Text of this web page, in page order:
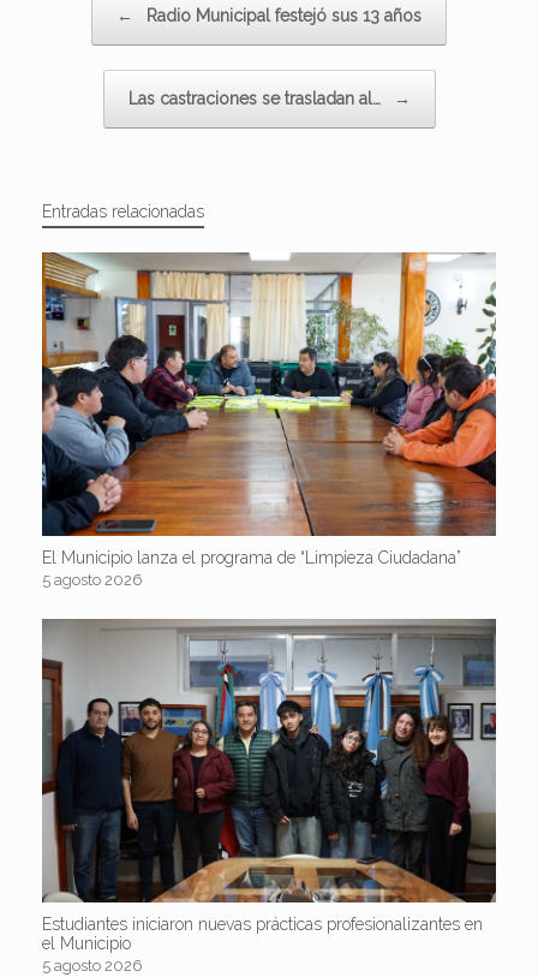
← Radio Municipal festejó sus 13 años
Las castraciones se trasladan al… →
Entradas relacionadas
El Municipio lanza el programa de “Limpieza Ciudadana”
5 agosto 2026
Estudiantes iniciaron nuevas prácticas profesionalizantes en
el Municipio
5 agosto 2026